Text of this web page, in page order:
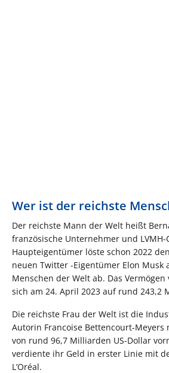
Wer ist der reichste
Der reichste Mann der Welt heißt
französische Unternehmer und LVMH-
Haupteigentümer löste schon 2022
neuen Twitter -Eigentümer Elon Musk
Menschen der Welt ab. Das
sich am 24. April 2023 auf rund 243,2
Die reichste Frau der Welt ist die
Autorin Francoise Bettencourt-Meyers
von rund 96,7 Milliarden US-Dollar
verdiente ihr Geld in erster Linie mit
L’Oréal.